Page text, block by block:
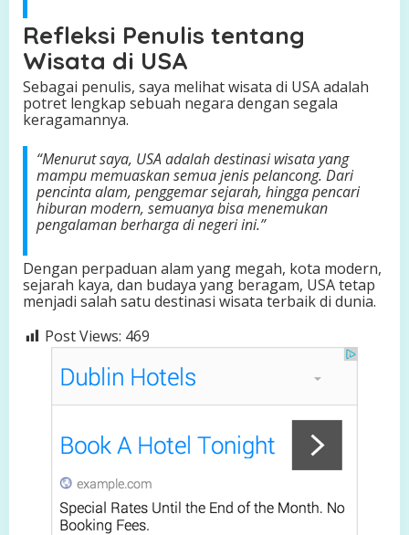
Refleksi Penulis tentang
Wisata di USA
Sebagai penulis, saya melihat wisata di USA adalah
potret lengkap sebuah negara dengan segala
keragamannya.
“Menurut saya, USA adalah destinasi wisata yang
mampu memuaskan semua jenis pelancong. Dari
pencinta alam, penggemar sejarah, hingga pencari
hiburan modern, semuanya bisa menemukan
pengalaman berharga di negeri ini.”
Dengan perpaduan alam yang megah, kota modern,
sejarah kaya, dan budaya yang beragam, USA tetap
menjadi salah satu destinasi wisata terbaik di dunia.
Post Views: 469